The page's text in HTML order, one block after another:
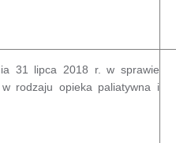
31 lipca 2018 r. w sprawie
rodzaju opieka paliatywna i